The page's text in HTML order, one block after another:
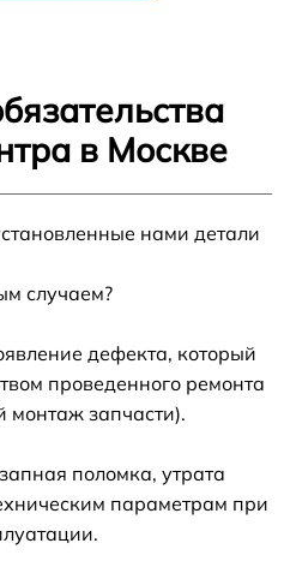
в Москве
нами детали
случаем?
дефекта, который
проведенного ремонта
монтаж запчасти).
поломка, утрата
параметрам при